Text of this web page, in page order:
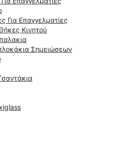
Για Επαγγελματίες
Κινητού
Σημειώσεων